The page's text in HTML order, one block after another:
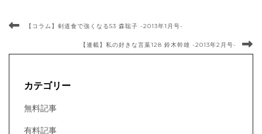
【コラム】剣道食で強くなる53 森聡子 -2013年1月号-
【連載】私の好きな言葉128 鈴木幹雄 -2013年2月号-
カテゴリー
無料記事
有料記事